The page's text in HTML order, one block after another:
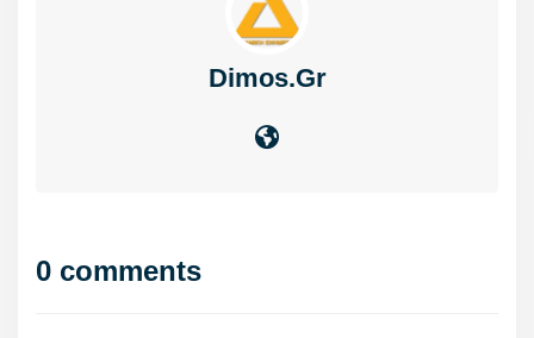
Dimos.gr
0 comments